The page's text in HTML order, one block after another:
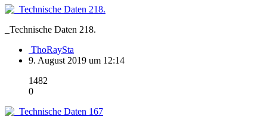
_Technische Daten 218.
ThoRaySta
9. August 2019 um 12:14
1482
0